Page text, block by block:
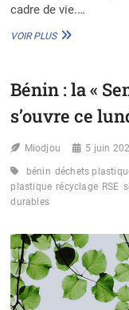
cadre de vie.…
VOIR PLUSAU
FABRIQUENT
CHAUSSURES
BASE
PLASTIQUE
RECYCLÉ
Bénin : la «
s’ouvre ce
Miodjou 5 juin
bénin déchets
plastique récyclage RSE
durables